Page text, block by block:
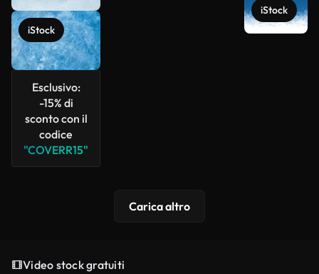
iStock
Esclusivo:
-15% di
sconto con il
codice
"COVERR15"
iStock
Carica altro
Video stock gratuiti